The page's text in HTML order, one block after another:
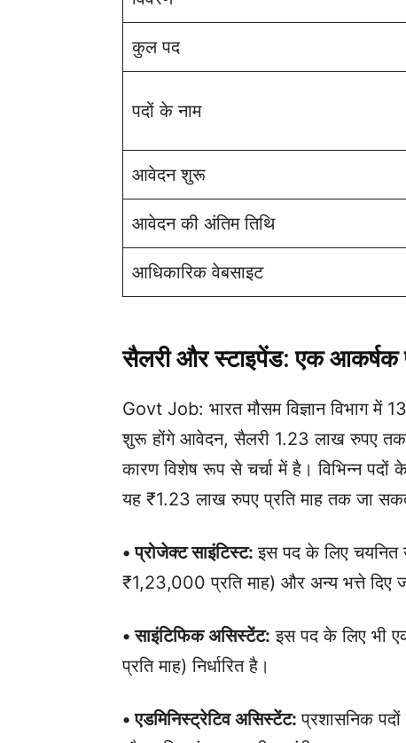
कुल पद
पदों के नाम
आवेदन शुरू
आवेदन की अंतिम तिथि
आधिकारिक वेबसाइट
सैलरी और स्टाइपेंड: एक
Govt Job: भारत मौसम विज्ञान विभाग में
शुरू होंगे आवेदन, सैलरी 1.23 लाख रुपए
कारण विशेष रूप से चर्चा में है। विभिन्न
यह ₹1.23 लाख रुपए प्रति माह तक जा
• प्रोजेक्ट साइंटिस्ट:इस पद के लिए चयनित
₹1,23,000 प्रति माह) और अन्य भत्ते दिए
• साइंटिफिक असिस्टेंट: इस पद के लिए भी
प्रति माह) निर्धारित है।
• एडमिनिस्ट्रेटिव असिस्टेंट:प्रशासनिक